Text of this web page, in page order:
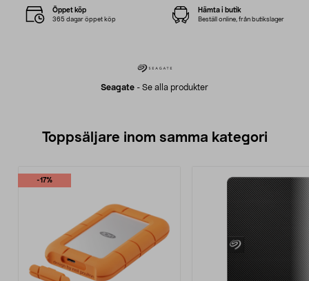
Seagate - Se alla produkter
Öppet köp
365 dagar öppet köp
Hämta i butik
Beställ online, från butikslager
Toppsäljare inom samma kategori
-17%